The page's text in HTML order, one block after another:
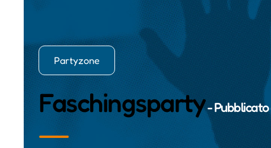
Partyzone
Faschingsparty- Pubblicato